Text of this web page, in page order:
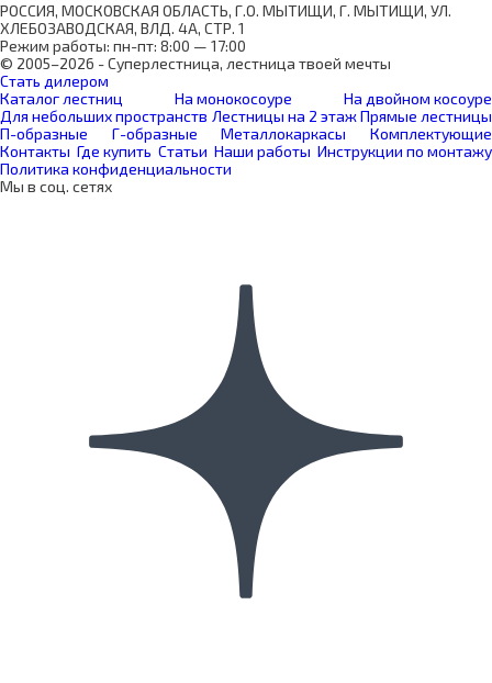
РОССИЯ, МОСКОВСКАЯ ОБЛАСТЬ, Г.О. МЫТИЩИ, Г. МЫТИЩИ, УЛ.
ХЛЕБОЗАВОДСКАЯ, ВЛД. 4А, СТР. 1
Режим работы: пн-пт: 8:00 — 17:00
© 2005–2026 - Суперлестница, лестница твоей мечты
Стать дилером
Каталог лестниц
На монокосоуре
На двойном косоуре
Для небольших пространств Лестницы на 2 этаж Прямые лестницы
П-образные
Г-образные Металлокаркасы
Комплектующие
Контакты Где купить Статьи Наши работы Инструкции по монтажу
Политика конфиденциальности
Мы в соц. сетях